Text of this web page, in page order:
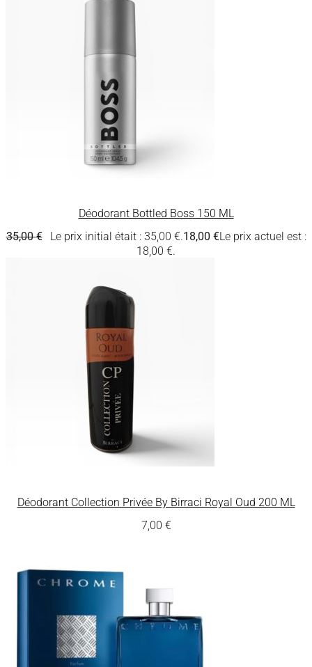
Déodorant Bottled Boss 150 ML
35,00€ Le prix initial était : 35,00 €.18,00 €Le prix actuel est :
18,00 €.
Déodorant Collection Privée By Birraci Royal Oud 200 ML
7,00 €